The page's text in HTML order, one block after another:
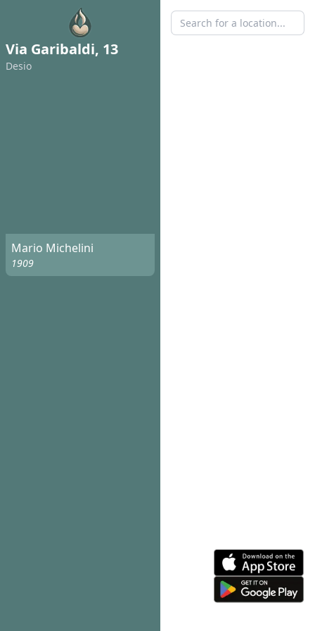
Via Garibaldi, 13
Desio
Mario Michelini
1909